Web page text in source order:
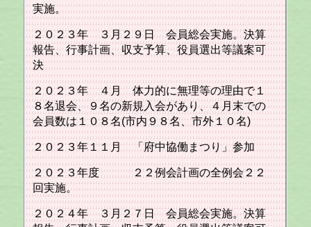
実施。
２０２３年 ３月２９日 会員総会実施。決算
報告、行事計画、収支予算、役員選出等議案可
決
２０２３年 ４月 体力的に無理等の理由で１
８名退会、９名の新規入会があり、４月末での
会員数は１０８名(市内９８名、市外１０名)
２０２３年１１月 「府中協働まつり」参加
２０２３年度 ２２例会計画の全例会２２
回実施。
２０２４年 ３月２７日 会員総会実施。決算